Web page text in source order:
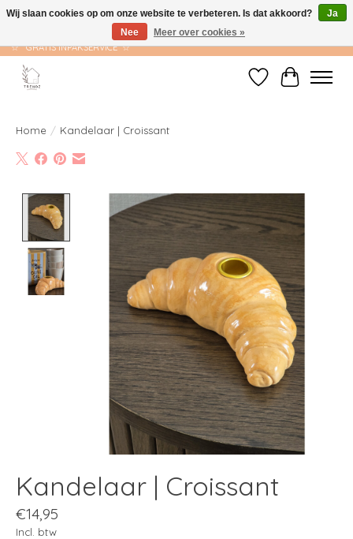
☆ GRATIS VERZENDING VANAF €75 ☆ VERZONDEN BINNEN 1-2 WERKDAGEN
☆ GRATIS INPAKSERVICE ☆
Verlanglijst
Home / Kandelaar | Croissant
Product image slideshow Items
Kandelaar | Croissant
€14,95
Incl. btw
Wij slaan cookies op om onze website te verbeteren. Is dat akkoord?
Ja
Nee
Meer over cookies »